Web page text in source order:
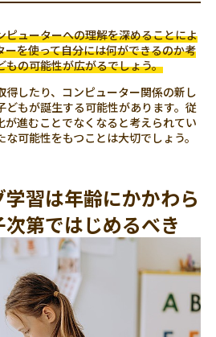
ピューターへの理解を深めることによ
ーを使って自分には何ができるのか考
もの可能性が広がるでしょう。
得したり、コンピューター関係の新し
どもが誕生する可能性があります。従
が進むことでなくなると考えられてい
可能性をもつことは大切でしょう。
習は年齢にかかわら
第ではじめるべき